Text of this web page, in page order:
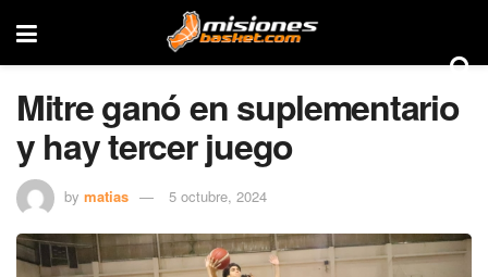
Mitre ganó en suplementario
y hay tercer juego
by matias 5 octubre, 2024